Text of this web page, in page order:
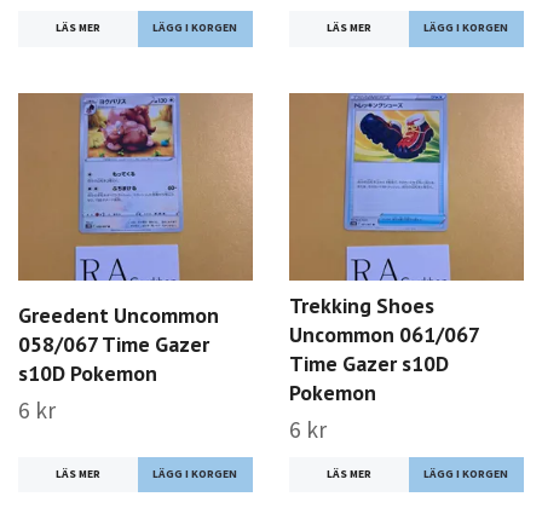
LÄS MER LÄS MER
Greedent Uncommon
058/067 Time Gazer
s10D Pokemon
6 kr
LÄS MER
Trekking Shoes
Uncommon 061/067
Time Gazer s10D
Pokemon
6 kr
LÄS MER